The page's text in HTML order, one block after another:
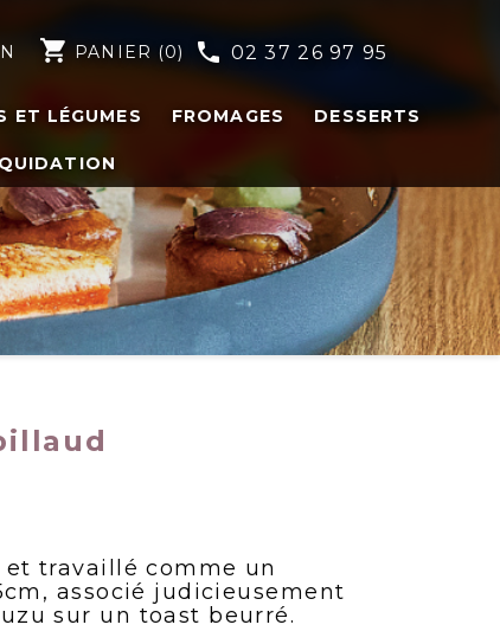
shopping_cart PANIER (0) phone 02 37 26 97 95
ET LÉGUMES FROMAGES DESSERTS
travaillé comme un
associé judicieusement
sur un toast beurré.